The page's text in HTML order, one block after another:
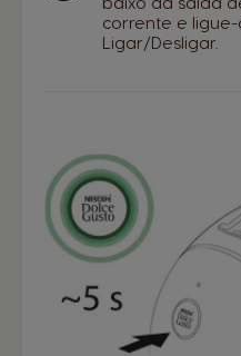
corrente e
Ligar/Desligar.